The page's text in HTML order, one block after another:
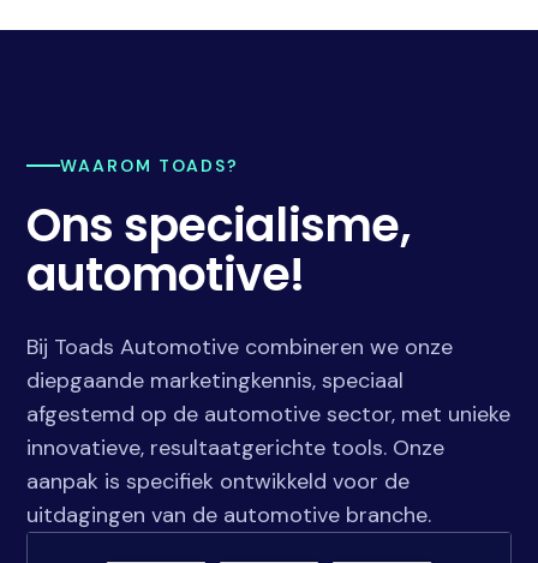
WAAROM TOADS?
Ons specialisme,
automotive!
Bij Toads Automotive combineren we onze
diepgaande marketingkennis, speciaal
afgestemd op de automotive sector, met unieke
innovatieve, resultaatgerichte tools. Onze
aanpak is specifiek ontwikkeld voor de
uitdagingen van de automotive branche.